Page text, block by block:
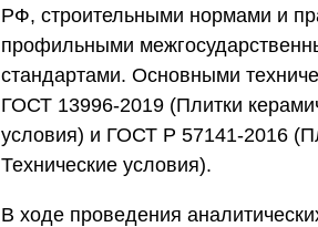
РФ, строительными нормами и
профильными
стандартами. Основными
ГОСТ 13996-2019 (Плитки
условия) и ГОСТ Р 57141-2016
Технические условия).
В ходе проведения